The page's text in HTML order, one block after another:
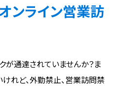
ンライン営業訪
が通達されていませんか？ま
れど、外勤禁止、営業訪問禁